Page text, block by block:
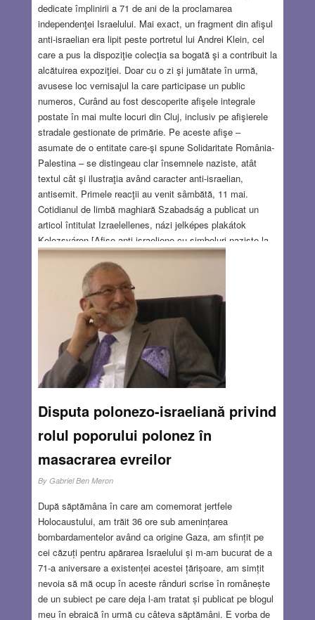
dedicate împlinirii a 71 de ani de la proclamarea
independenţei Israelului. Mai exact, un fragment din afişul
anti-israelian era lipit peste portretul lui Andrei Klein, cel
care a pus la dispoziţie colecţia sa bogată şi a contribuit la
alcătuirea expoziţiei. Doar cu o zi şi jumătate în urmă,
avusese loc vernisajul la care participase un public
numeros, Curând au fost descoperite afişele integrale
postate în mai multe locuri din Cluj, inclusiv pe afişierele
stradale gestionate de primărie. Pe aceste afişe –
asumate de o entitate care-şi spune Solidaritate România-
Palestina – se distingeau clar însemnele naziste, atât
textul cât şi ilustraţia având caracter anti-israelian,
antisemit. Primele reacţii au venit sâmbătă, 11 mai.
Cotidianul de limbă maghiară Szabadság a publicat un
articol întitulat Izraelellenes, názi jelképes plakátok
Kolozsváron [Afişe anti-israeliene cu simboluri naziste la
Cluj],iar Federaţia Comunităţilor Evreieşti din România a
dat publicităţii comunicatul în care îşi exprima revolta faţă
de conţinutul acestor afişe şi făcea apel către autorităţile
clujene să le înlăture de pe străzile Clujului.
MAY 16, 2019 16 COMMENTS
Disputa polonezo-israeliană privind
rolul poporului polonez în
masacrarea evreilor
By Gabriel Ben Meron
După săptămâna în care am comemorat jertfele
Holocaustului, am trăit 36 ore sub amenințarea
bombardamentelor având ca origine Gaza, am sfințit pe
cei căzuți pentru apărarea Israelului și m-am bucurat de a
71-a aniversare a existenței acestei țărișoare, am simțit
nevoia să mă ocup în aceste rânduri scrise în românește
de un subiect pe care deja l-am tratat și publicat pe blogul
meu în ebraică în urmă cu câteva săptămâni. E vorba de